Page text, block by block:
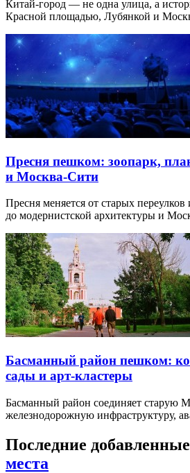
Китай-город — не одна улица, а
Красной площадью, Лубянкой и
Пресня пешком: зоопарк,
и Москва-Сити
Пресня меняется от старых
до модернистской архитектуры и
Басманный район пешком:
сады и арт-кластеры
Басманный район соединяет старую
железнодорожную инфраструктуру,
Последние добавленные
места